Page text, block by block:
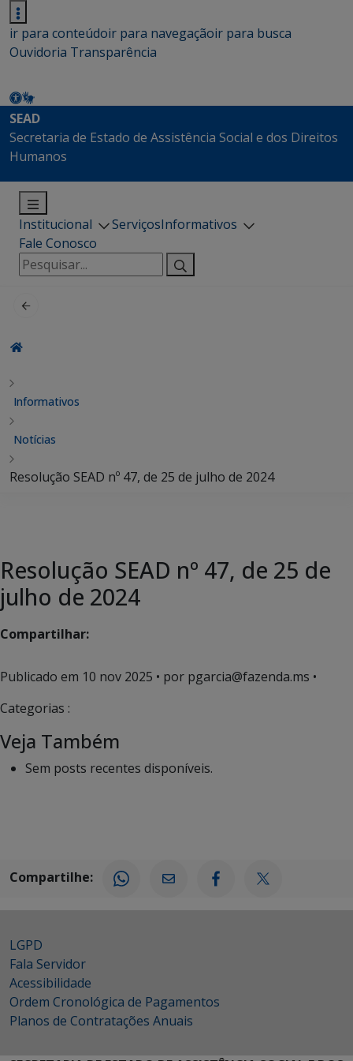
ir para conteúdoir para navegaçãoir para busca
Ouvidoria Transparência
SEAD
Secretaria de Estado de Assistência Social e dos Direitos
Humanos
Institucional ServiçosInformativos
Fale Conosco
Pesquisar
por:
Informativos
Notícias
Resolução SEAD nº 47, de 25 de julho de 2024
Resolução SEAD nº 47, de 25 de
julho de 2024
Compartilhar:
Publicado em 10 nov 2025 • por pgarcia@fazenda.ms •
Categorias :
Veja Também
Sem posts recentes disponíveis.
Compartilhe:
LGPD
Fala Servidor
Acessibilidade
Ordem Cronológica de Pagamentos
Planos de Contratações Anuais